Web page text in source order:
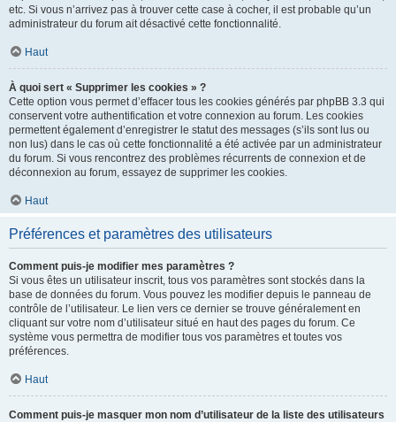
etc. Si vous n’arrivez pas à trouver cette case à cocher, il est probable qu’un
administrateur du forum ait désactivé cette fonctionnalité.
Haut
À quoi sert « Supprimer les cookies » ?
Cette option vous permet d’effacer tous les cookies générés par phpBB 3.3 qui
conservent votre authentification et votre connexion au forum. Les cookies
permettent également d’enregistrer le statut des messages (s’ils sont lus ou
non lus) dans le cas où cette fonctionnalité a été activée par un administrateur
du forum. Si vous rencontrez des problèmes récurrents de connexion et de
déconnexion au forum, essayez de supprimer les cookies.
Haut
Préférences et paramètres des utilisateurs
Comment puis-je modifier mes paramètres ?
Si vous êtes un utilisateur inscrit, tous vos paramètres sont stockés dans la
base de données du forum. Vous pouvez les modifier depuis le panneau de
contrôle de l’utilisateur. Le lien vers ce dernier se trouve généralement en
cliquant sur votre nom d’utilisateur situé en haut des pages du forum. Ce
système vous permettra de modifier tous vos paramètres et toutes vos
préférences.
Haut
Comment puis-je masquer mon nom d’utilisateur de la liste des utilisateurs